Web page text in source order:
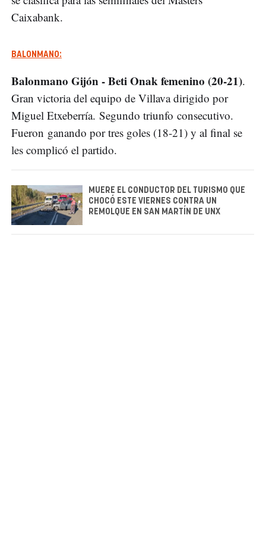
Caixabank.
BALONMANO:
Balonmano Gijón - Beti Onak femenino (20-21).
Gran victoria del equipo de Villava dirigido por
Miguel Etxeberría. Segundo triunfo consecutivo.
Fueron ganando por tres goles (18-21) y al final se
les complicó el partido.
MUERE EL CONDUCTOR DEL TURISMO QUE
CHOCÓ ESTE VIERNES CONTRA UN
REMOLQUE EN SAN MARTÍN DE UNX